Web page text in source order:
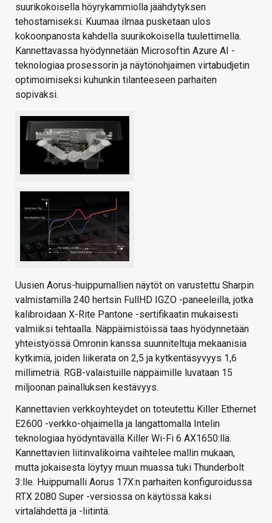
suurikokoisella höyrykammiolla jäähdytyksen
tehostamiseksi. Kuumaa ilmaa pusketaan ulos
kokoonpanosta kahdella suurikokoisella tuulettimella.
Kannettavassa hyödynnetään Microsoftin Azure AI -
teknologiaa prosessorin ja näytönohjaimen virtabudjetin
optimoimiseksi kuhunkin tilanteeseen parhaiten
sopivaksi.
Uusien Aorus-huippumallien näytöt on varustettu Sharpin
valmistamilla 240 hertsin FullHD IGZO -paneeleilla, jotka
kalibroidaan X-Rite Pantone -sertifikaatin mukaisesti
valmiiksi tehtaalla. Näppäimistöissä taas hyödynnetään
yhteistyössä Omronin kanssa suunniteltuja mekaanisia
kytkimiä, joiden liikerata on 2,5 ja kytkentäsyvyys 1,6
millimetriä. RGB-valaistuille näppäimille luvataan 15
miljoonan painalluksen kestävyys.
Kannettavien verkkoyhteydet on toteutettu Killer Ethernet
E2600 -verkko-ohjaimella ja langattomalla Intelin
teknologiaa hyödyntävällä Killer Wi-Fi 6 AX1650:llä.
Kannettavien liitinvalikoima vaihtelee mallin mukaan,
mutta jokaisesta löytyy muun muassa tuki Thunderbolt
3:lle. Huippumalli Aorus 17X:n parhaiten konfiguroidussa
RTX 2080 Super -versiossa on käytössä kaksi
virtalähdettä ja -liitintä.